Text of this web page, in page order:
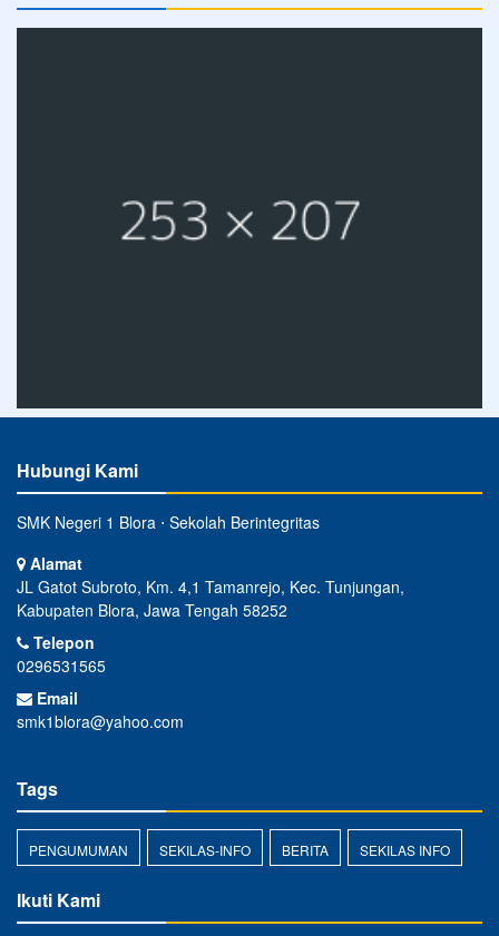
Hubungi Kami
SMK Negeri 1 Blora ⋅ Sekolah Berintegritas
Alamat
JL Gatot Subroto, Km. 4,1 Tamanrejo, Kec. Tunjungan,
Kabupaten Blora, Jawa Tengah 58252
Telepon
0296531565
Email
smk1blora@yahoo.com
Tags
PENGUMUMAN SEKILAS-INFO BERITA SEKILAS INFO
Ikuti Kami